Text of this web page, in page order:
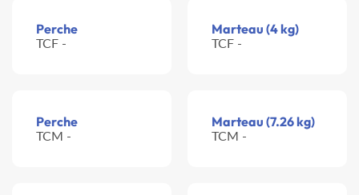
Perche
TCF -
Marteau (4 kg)
TCF -
Perche
TCM -
Marteau (7.26 kg)
TCM -